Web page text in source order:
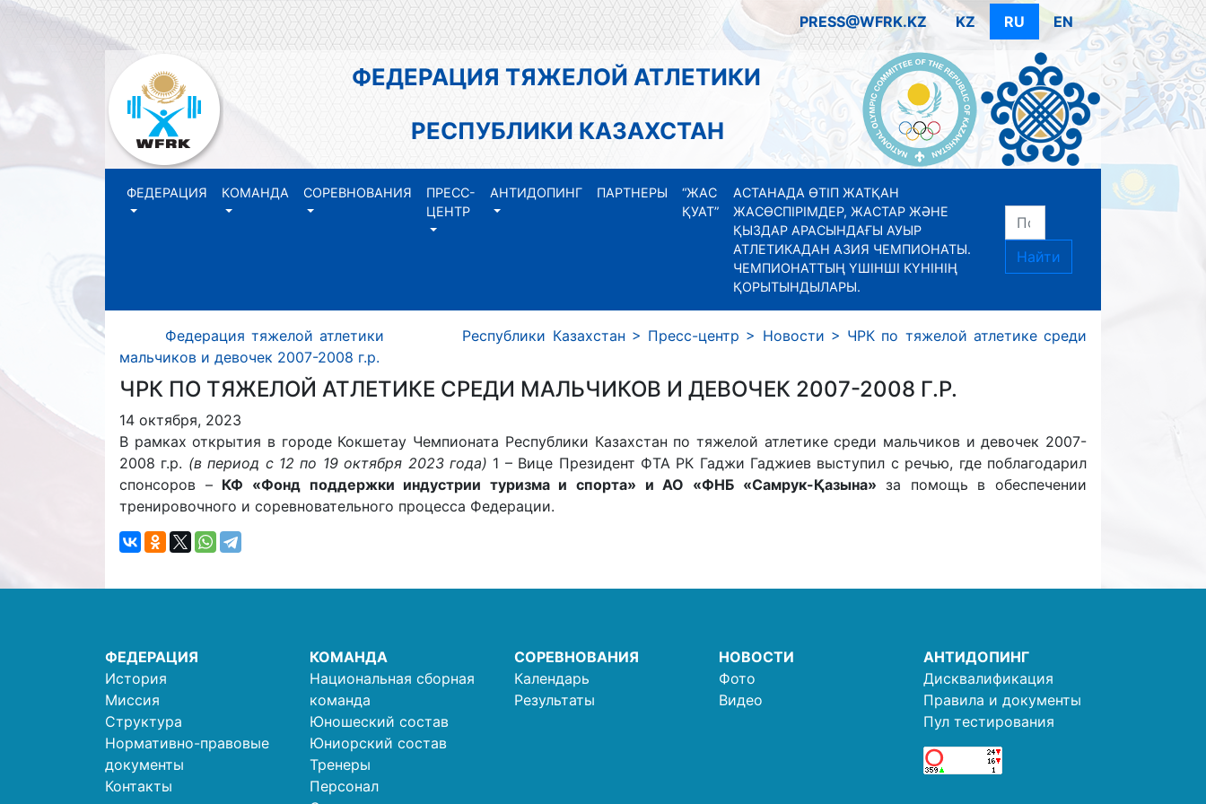
PRESS@WFRK.KZ KZ RU EN
ФЕДЕРАЦИЯ ТЯЖЕЛОЙ АТЛЕТИКИ
РЕСПУБЛИКИ КАЗАХСТАН
ФЕДЕРАЦИЯ КОМАНДА СОРЕВНОВАНИЯ
ПРЕСС-
ЦЕНТР
АНТИДОПИНГ ПАРТНЕРЫ
“ЖАС
ҚУАТ”
АСТАНАДА ӨТІП ЖАТҚАН
ЖАСӨСПІРІМДЕР, ЖАСТАР ЖӘНЕ
ҚЫЗДАР АРАСЫНДАҒЫ АУЫР
АТЛЕТИКАДАН АЗИЯ ЧЕМПИОНАТЫ.
ЧЕМПИОНАТТЫҢ ҮШІНШІ КҮНІНІҢ
ҚОРЫТЫНДЫЛАРЫ.
Найти
Федерация тяжелой атлетики Республики Казахстан > Пресс-центр > Новости > ЧРК по тяжелой атлетике среди
мальчиков и девочек 2007-2008 г.р.
ЧРК ПО ТЯЖЕЛОЙ АТЛЕТИКЕ СРЕДИ МАЛЬЧИКОВ И ДЕВОЧЕК 2007-2008 Г.Р.
14 октября, 2023
В рамках открытия в городе Кокшетау Чемпионата Республики Казахстан по тяжелой атлетике среди мальчиков и девочек 2007-
2008 г.р. (в период с 12 по 19 октября 2023 года) 1 – Вице Президент ФТА РК Гаджи Гаджиев выступил с речью, где поблагодарил
спонсоров – КФ «Фонд поддержки индустрии туризма и спорта» и АО «ФНБ «Самрук-Қазына» за помощь в обеспечении
тренировочного и соревновательного процесса Федерации.
ФЕДЕРАЦИЯ
История
Миссия
Структура
Нормативно-правовые
документы
Контакты
КОМАНДА
Национальная сборная
команда
Юношеский состав
Юниорский состав
Тренеры
Персонал
СОРЕВНОВАНИЯ
Календарь
Результаты
НОВОСТИ
Фото
Видео
АНТИДОПИНГ
Дисквалификация
Правила и документы
Пул тестирования